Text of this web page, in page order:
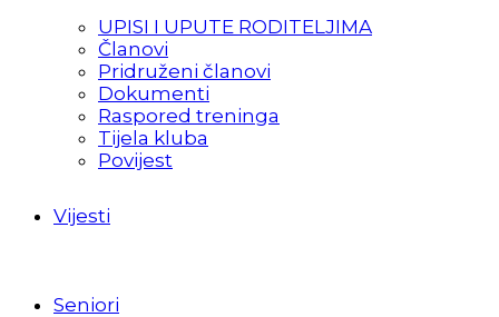
UPISI I UPUTE RODITELJIMA
Članovi
Pridruženi članovi
Dokumenti
Raspored treninga
Tijela kluba
Povijest
Vijesti
Seniori